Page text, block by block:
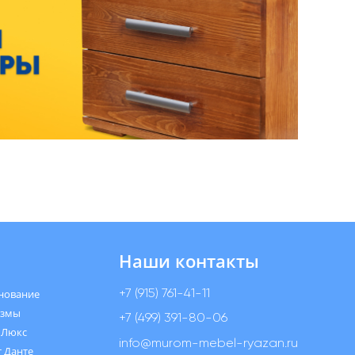
Данте
Наши контакты
+7 (915) 761-41-11
+7 (499) 391-80-06
info@murom-mebel-ryazan.ru